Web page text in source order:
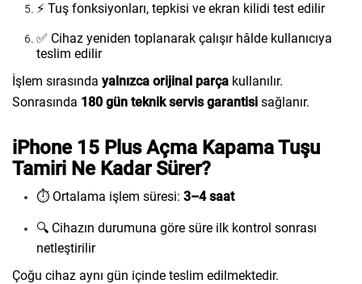
⚡ Tuş fonksiyonları, tepkisi ve ekran kilidi test edilir
✅ Cihaz yeniden toplanarak çalışır hâlde kullanıcıya
teslim edilir
İşlem sırasında yalnızca orijinal parça kullanılır.
Sonrasında 180 gün teknik servis garantisi sağlanır.
iPhone 15 Plus Açma Kapama Tuşu
Tamiri Ne Kadar Sürer?
⏱️ Ortalama işlem süresi: 3–4 saat
🔍 Cihazın durumuna göre süre ilk kontrol sonrası
netleştirilir
Çoğu cihaz aynı gün içinde teslim edilmektedir.